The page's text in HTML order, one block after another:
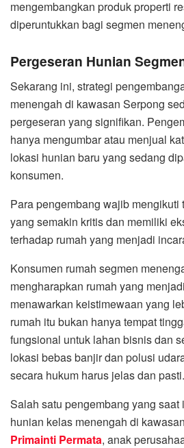
mengembangkan produk properti
diperuntukkan bagi segmen
Pergeseran Hunian
Sekarang ini, strategi
menengah di kawasan Serpong
pergeseran yang signifikan.
hanya mengumbar atau menjual
lokasi hunian baru yang sedang
konsumen.
Para pengembang wajib mengikuti
yang semakin kritis dan memiliki
terhadap rumah yang menjadi
Konsumen rumah segmen
mengharapkan rumah yang
menawarkan keistimewaan yang
rumah itu bukan hanya tempat
fungsional untuk lahan bisnis dan
lokasi bebas banjir dan polusi
secara hukum harus jelas dan pasti.
Salah satu pengembang yang
hunian kelas menengah di
Primainti Permata, anak